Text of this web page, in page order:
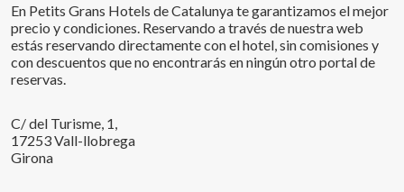
En Petits Grans Hotels de Catalunya te garantizamos el mejor
precio y condiciones. Reservando a través de nuestra web
estás reservando directamente con el hotel, sin comisiones y
con descuentos que no encontrarás en ningún otro portal de
reservas.
C/ del Turisme, 1,
17253 Vall-llobrega
Girona